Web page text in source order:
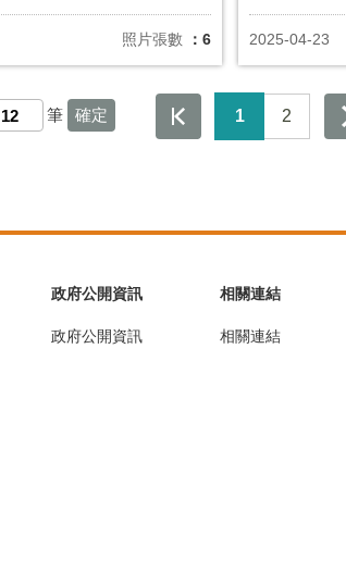
照片張數 ：6 2025-04-23
筆 1 2
政府公開資訊
政府公開資訊
相關連結
相關連結